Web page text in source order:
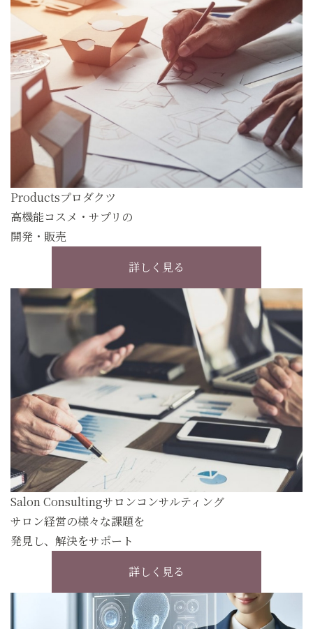
Productsプロダクツ
高機能コスメ・サプリの
開発・販売
詳しく見る
Salon Consultingサロンコンサルティング
サロン経営の様々な課題を
発見し、解決をサポート
詳しく見る